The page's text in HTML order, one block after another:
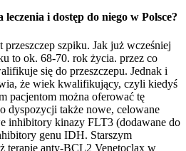
i dostęp do niego w Polsce?
przeszczep szpiku. Jak już wcześniej
to ok. 68-70. rok życia. przez co
się do przeszczepu. Jednak i
że wiek kwalifikujący, czyli kiedyś
pacjentom można oferować tę
dyspozycji także nowe, celowane
inhibitory kinazy FLT3 (dodawane do
genu IDH. Starszym
terapię anty-BCL2 Venetoclax w